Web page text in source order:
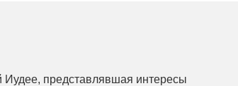
Иудее, представлявшая интересы